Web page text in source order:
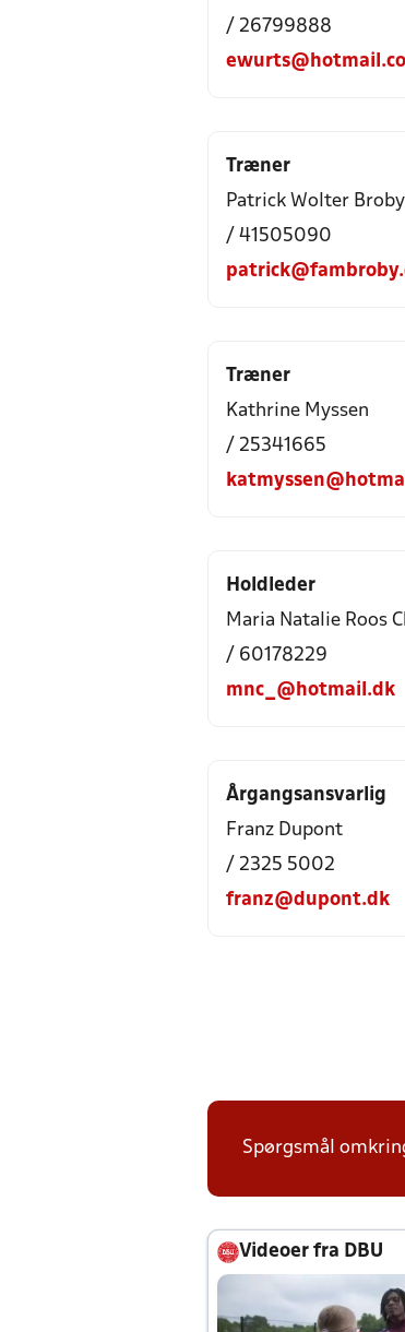
/ 26799888
Træner
Patrick Wolter Broby
/ 41505090
Træner
Kathrine Myssen
/ 25341665
Holdleder
Maria Natalie Roos
/ 60178229
mnc_@hotmail.dk
Årgangsansvarlig
Franz Dupont
/ 2325 5002
franz@dupont.dk
Spørgsmål
Videoer fra DBU